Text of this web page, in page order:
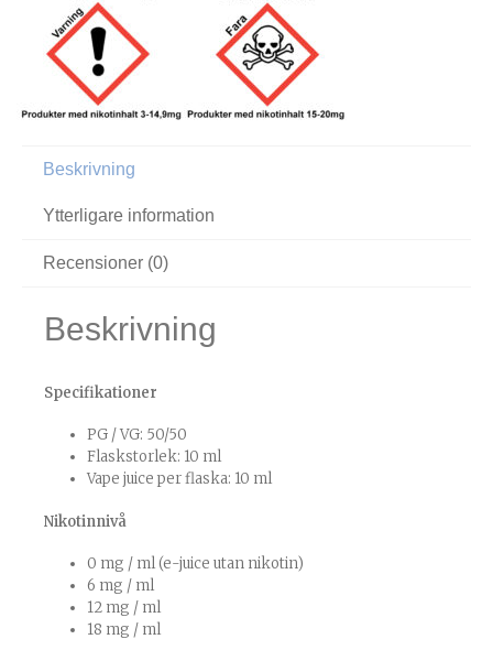
Beskrivning
Ytterligare information
Recensioner (0)
Beskrivning
Specifikationer
PG / VG: 50/50
Flaskstorlek: 10 ml
Vape juice per flaska: 10 ml
Nikotinnivå
0 mg / ml (e-juice utan nikotin)
6 mg / ml
12 mg / ml
18 mg / ml